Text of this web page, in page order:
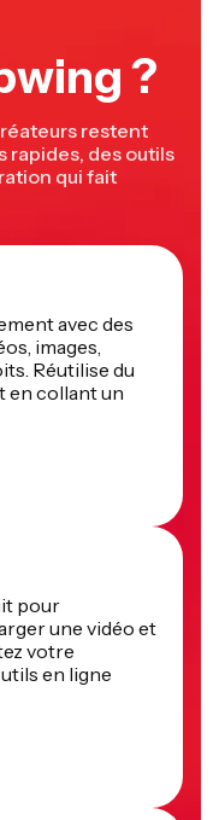
?
restent
rapides, des outils
qui fait
avec des
images,
Réutilise du
collant un
pour
une vidéo et
votre
en ligne